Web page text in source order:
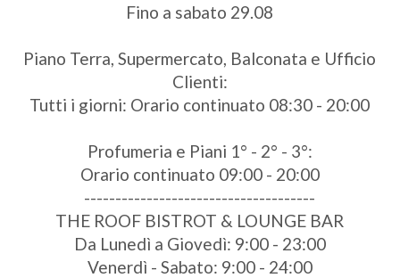
Fino a sabato 29.08
Piano Terra, Supermercato, Balconata e Ufficio
Clienti:
Tutti i giorni: Orario continuato 08:30 - 20:00
Profumeria e Piani 1° - 2° - 3°:
Orario continuato 09:00 - 20:00
-------------------------------------
THE ROOF BISTROT & LOUNGE BAR
Da Lunedì a Giovedì: 9:00 - 23:00
Venerdì - Sabato: 9:00 - 24:00